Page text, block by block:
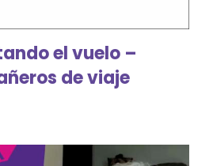
el vuelo –
de viaje